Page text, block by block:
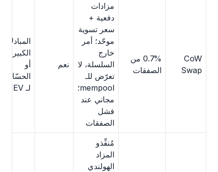
CoW
Swap
0.7% من
الصفقات
مزادات
دفعية +
سعر تسوية
موحّد؛ أمر
خارج
السلسلة، لا
تعرّض للـ
mempool؛
مجاني عند
فشل
الصفقات
نعم
المبادلات
الكبيرة
أو
الحسّاسة
لـ MEV
مُنفِّذو
المزاد
الهولندي